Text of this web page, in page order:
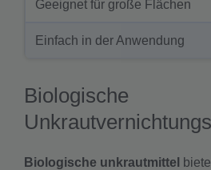
Geeignet für große Flächen
Einfach in der Anwendung
Biologische
Biologische unkrautmittel